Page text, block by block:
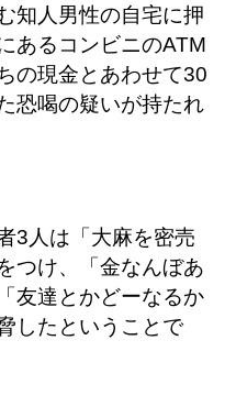
知人男性の自宅に押
あるコンビニのATM
の現金とあわせて30
恐喝の疑いが持たれ
3人は「大麻を密売
つけ、「金なんぼあ
友達とかどーなるか
したということで